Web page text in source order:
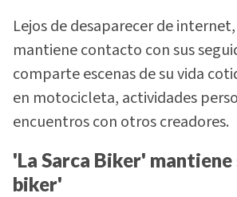
Lejos de desaparecer de
mantiene contacto con sus
comparte escenas de su vida
en motocicleta, actividades
encuentros con otros creadores.
'La Sarca Biker'
biker'